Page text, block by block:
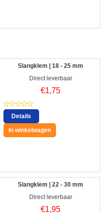
Slangklem | 18 - 25 mm
Direct leverbaar
€1,75
Details
In winkelwagen
Slangklem | 22 - 30 mm
Direct leverbaar
€1,95